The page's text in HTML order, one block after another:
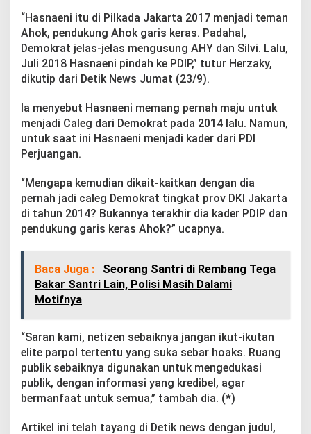
“Hasnaeni itu di Pilkada Jakarta 2017 menjadi teman
Ahok, pendukung Ahok garis keras. Padahal,
Demokrat jelas-jelas mengusung AHY dan Silvi. Lalu,
Juli 2018 Hasnaeni pindah ke PDIP,” tutur Herzaky,
dikutip dari Detik News Jumat (23/9).
Ia menyebut Hasnaeni memang pernah maju untuk
menjadi Caleg dari Demokrat pada 2014 lalu. Namun,
untuk saat ini Hasnaeni menjadi kader dari PDI
Perjuangan.
“Mengapa kemudian dikait-kaitkan dengan dia
pernah jadi caleg Demokrat tingkat prov DKI Jakarta
di tahun 2014? Bukannya terakhir dia kader PDIP dan
pendukung garis keras Ahok?” ucapnya.
Baca Juga :
Seorang Santri di Rembang Tega
Bakar Santri Lain, Polisi Masih Dalami
Motifnya
“Saran kami, netizen sebaiknya jangan ikut-ikutan
elite parpol tertentu yang suka sebar hoaks. Ruang
publik sebaiknya digunakan untuk mengedukasi
publik, dengan informasi yang kredibel, agar
bermanfaat untuk semua,” tambah dia. (*)
Artikel ini telah tayang di Detik news dengan judul,